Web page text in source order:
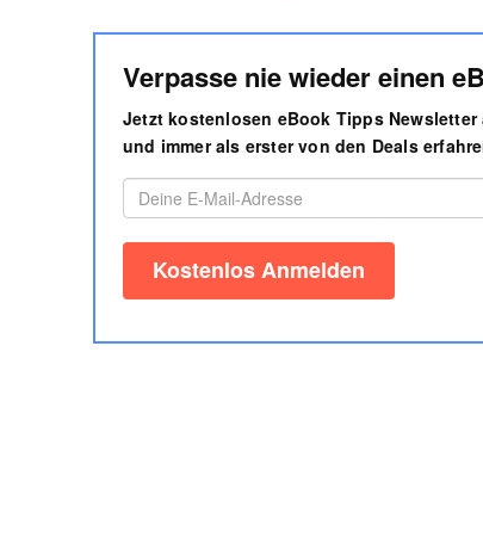
Verpasse nie wieder einen
Jetzt kostenlosen eBook Tipps Newsletter
und immer als erster von den Deals